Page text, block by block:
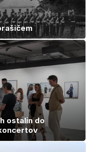
ostalin do